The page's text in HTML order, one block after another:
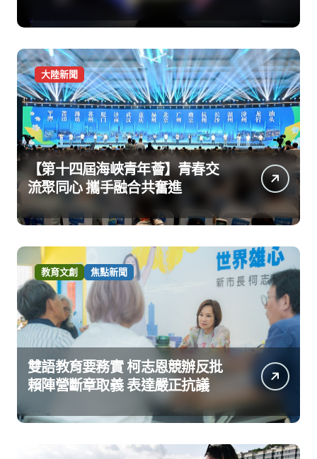
大陸新聞
【第十四屆海峽青年薈】青春交
流聚同心 攜手融合共奮進
教育文創 焦點新聞
雙語教育要務實 柯志恩競辦反批
賴陣營斷章取義 表達嚴正抗議